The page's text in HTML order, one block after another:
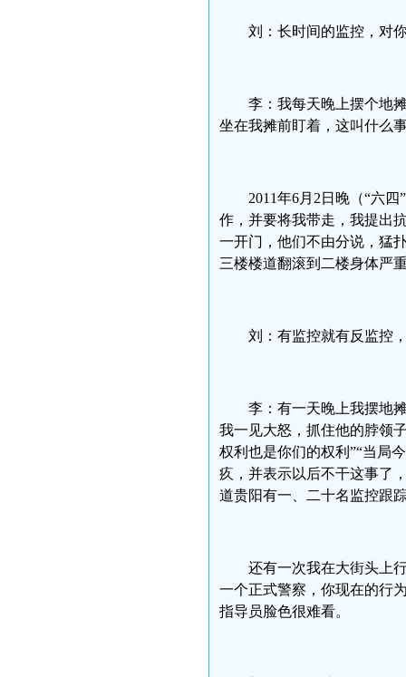
刘：长时间的监控，对
李：我每天晚上摆个地
坐在我摊前盯着，这叫什么
2011年6月2日晚（“六
作，并要将我带走，我提出
一开门，他们不由分说，猛
三楼楼道翻滚到二楼身体严
刘：有监控就有反监控
李：有一天晚上我摆地
我一见大怒，抓住他的脖领
权利也是你们的权利”“当局
疚，并表示以后不干这事了
道贵阳有一、二十名监控跟
还有一次我在大街头上
一个正式警察，你现在的行
指导员脸色很难看。